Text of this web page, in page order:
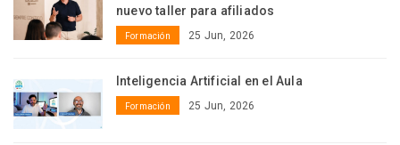
nuevo taller para afiliados
Formación 25 Jun, 2026
Inteligencia Artificial en el Aula
Formación 25 Jun, 2026